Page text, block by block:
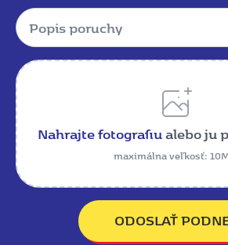
Popis
poruchy
*
Name
Nahrajte fotografiualebo ju
maximálna veľkosť:
ODOSLAŤ